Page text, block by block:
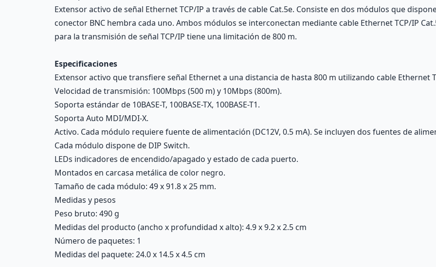
Extensor activo de señal Ethernet TCP/IP a través de cable Cat.5e. Consiste en dos módulos que
conector BNC hembra cada uno. Ambos módulos se interconectan mediante cable Ethernet TCP/IP
para la transmisión de señal TCP/IP tiene una limitación de 800 m.
Especificaciones
Extensor activo que transfiere señal Ethernet a una distancia de hasta 800 m utilizando cable Ethernet
Velocidad de transmisión: 100Mbps (500 m) y 10Mbps (800m).
Soporta estándar de 10BASE-T, 100BASE-TX, 100BASE-T1.
Soporta Auto MDI/MDI-X.
Activo. Cada módulo requiere fuente de alimentación (DC12V, 0.5 mA). Se incluyen dos fuentes de
Cada módulo dispone de DIP Switch.
LEDs indicadores de encendido/apagado y estado de cada puerto.
Montados en carcasa metálica de color negro.
Tamaño de cada módulo: 49 x 91.8 x 25 mm.
Medidas y pesos
Peso bruto: 490 g
Medidas del producto (ancho x profundidad x alto): 4.9 x 9.2 x 2.5 cm
Número de paquetes: 1
Medidas del paquete: 24.0 x 14.5 x 4.5 cm